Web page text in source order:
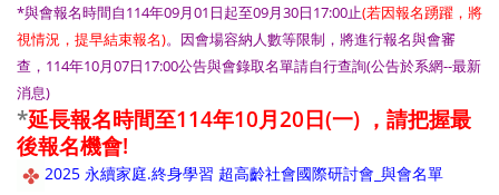
*與會報名時間自114年09月01日起至09月30日17:00止(若因報名踴躍，將
視情況，提早結束報名)。因會場容納人數等限制，將進行報名與會審
查，114年10月07日17:00公告與會錄取名單請自行查詢(公告於系網--最新
消息)
*延長報名時間至114年10月20日(一) ，請把握最
後報名機會!
2025 永續家庭.終身學習 超高齡社會國際研討會_與會名單